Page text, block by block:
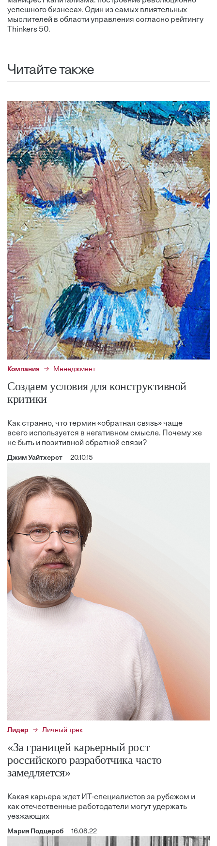
успешного бизнеса». Один из самых влиятельных
мыслителей в области управления согласно рейтингу
Thinkers 50.
Читайте также
Компания Менеджмент
Создаем условия для конструктивной
критики
Как странно, что термин «обратная связь» чаще
всего используется в негативном смысле. Почему же
не быть и позитивной обратной связи?
Джим Уайтхерст 20.10.15
Лидер Личный трек
«За границей карьерный рост
российского разработчика часто
замедляется»
Какая карьера ждет ИТ-специалистов за рубежом и
как отечественные работодатели могут удержать
уезжающих
Мария Подцероб 16.08.22